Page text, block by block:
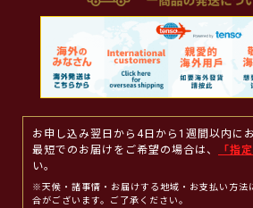
お申し込み翌日から4日から1週間以内に
最短でのお届けをご希望の場合は、
「指
い。
※天候・諸事情・お届けする地域・お支払い方法
合がございます。ご了承ください。